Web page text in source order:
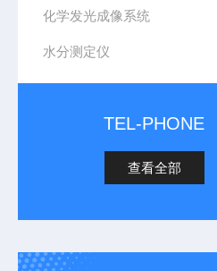
化学发光成像系统
水分测定仪
TEL-PHONE
查看全部